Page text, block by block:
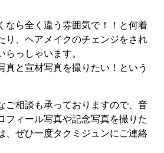
なら全く違う雰囲気で！！と何着
り、ヘアメイクのチェンジをされ
らっしゃいます。
真と宣材写真を撮りたい！という
ご相談も承っておりますので、音
フィール写真や記念写真を撮りた
、ぜひ一度タクミジュンにご連絡